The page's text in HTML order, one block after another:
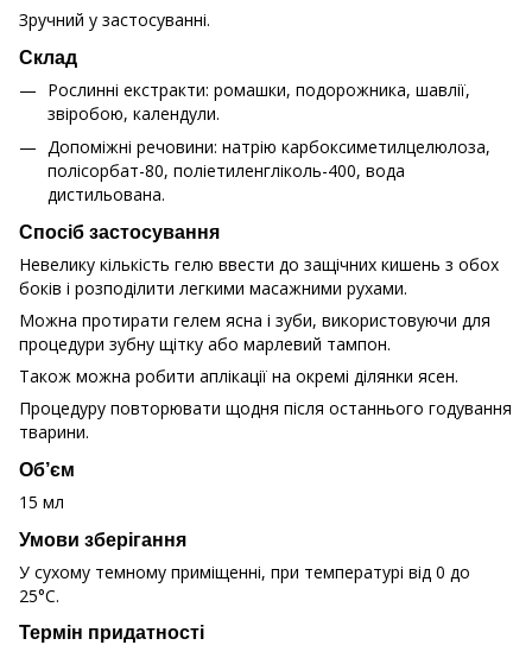
Зручний у застосуванні.
Склад
Рослинні екстракти: ромашки, подорожника, шавлії,
звіробою, календули.
Допоміжні речовини: натрію карбоксиметилцелюлоза,
полісорбат-80, поліетиленгліколь-400, вода
дистильована.
Спосіб застосування
Невелику кількість гелю ввести до защічних кишень з обох
боків і розподілити легкими масажними рухами.
Можна протирати гелем ясна і зуби, використовуючи для
процедури зубну щітку або марлевий тампон.
Також можна робити аплікації на окремі ділянки ясен.
Процедуру повторювати щодня після останнього годування
тварини.
Об’єм
15 мл
Умови зберігання
У сухому темному приміщенні, при температурі від 0 до
25°С.
Термін придатності